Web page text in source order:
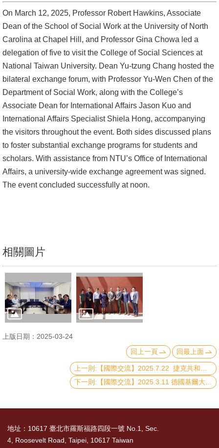
消
息
公
告
國
際
化
高
教
深
耕
件
心
輔
&
學
輔
資
與
On March 12, 2025, Professor Robert Hawkins, Associate
Dean of the School of Social Work at the University of North
Carolina at Chapel Hill, and Professor Gina Chowa led a
delegation of five to visit the College of Social Sciences at
National Taiwan University. Dean Yu-tzung Chang hosted the
bilateral exchange forum, with Professor Yu-Wen Chen of the
Department of Social Work, along with the College’s
Associate Dean for International Affairs Jason Kuo and
International Affairs Specialist Shiela Hong, accompanying
the visitors throughout the event. Both sides discussed plans
to foster substantial exchange programs for students and
scholars. With assistance from NTU’s Office of International
Affairs, a university-wide exchange agreement was signed.
The event concluded successfully at noon.
相關圖片
上版日期：2025-03-24
回上一頁
回最上面
地址：10617 臺北市羅斯福路四段一號 No.1, Sec.
4, Roosevelt Road, Taipei, 10617 Taiwan